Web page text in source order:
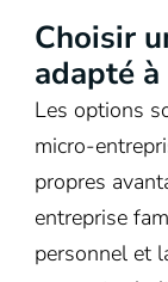
Choisir
adapté
Les options
micro-
propres
entreprise
personnel et